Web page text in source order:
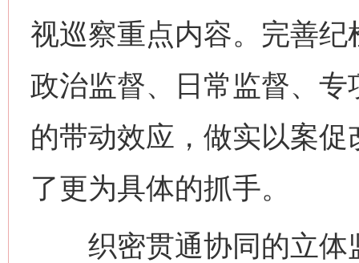
视巡察重点内容。完善
政治监督、日常监督、
的带动效应，做实以案
了更为具体的抓手。
织密贯通协同的立体